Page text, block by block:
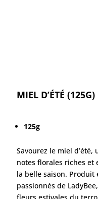
MIEL D’ÉTÉ (125G)
125g
Savourez le miel
notes florales riches
la belle saison.
passionnés de